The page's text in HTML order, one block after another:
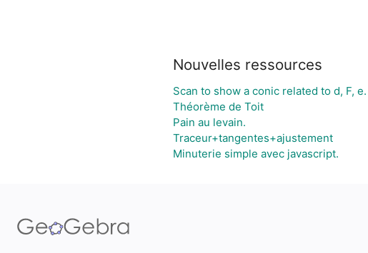
Nouvelles ressources
Scan to show a conic related to d, F, e.
Théorème de Toit
Pain au levain.
Traceur+tangentes+ajustement
Minuterie simple avec javascript.